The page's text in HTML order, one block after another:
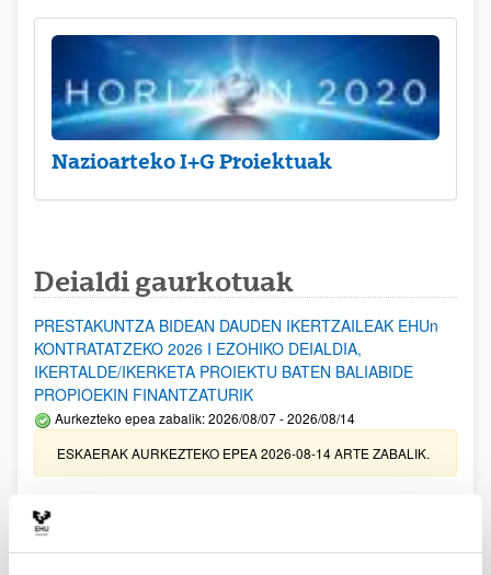
Nazioarteko I+G Proiektuak
Deialdi gaurkotuak
PRESTAKUNTZA BIDEAN DAUDEN IKERTZAILEAK EHUn
KONTRATATZEKO 2026 I EZOHIKO DEIALDIA,
IKERTALDE/IKERKETA PROIEKTU BATEN BALIABIDE
PROPIOEKIN FINANTZATURIK
Aurkezteko epea zabalik: 2026/08/07 - 2026/08/14
ESKAERAK AURKEZTEKO EPEA 2026-08-14 ARTE ZABALIK.
erosi eta berritzeko laguntzak 2026
Izapide irekia